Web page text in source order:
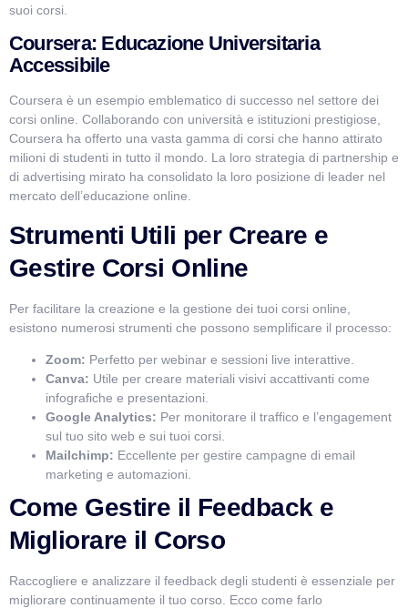
suoi corsi.
Coursera: Educazione Universitaria
Accessibile
Coursera è un esempio emblematico di successo nel settore dei
corsi online. Collaborando con università e istituzioni prestigiose,
Coursera ha offerto una vasta gamma di corsi che hanno attirato
milioni di studenti in tutto il mondo. La loro strategia di partnership e
di advertising mirato ha consolidato la loro posizione di leader nel
mercato dell’educazione online.
Strumenti Utili per Creare e
Gestire Corsi Online
Per facilitare la creazione e la gestione dei tuoi corsi online,
esistono numerosi strumenti che possono semplificare il processo:
Zoom: Perfetto per webinar e sessioni live interattive.
Canva: Utile per creare materiali visivi accattivanti come
infografiche e presentazioni.
Google Analytics: Per monitorare il traffico e l’engagement
sul tuo sito web e sui tuoi corsi.
Mailchimp: Eccellente per gestire campagne di email
marketing e automazioni.
Come Gestire il Feedback e
Migliorare il Corso
Raccogliere e analizzare il feedback degli studenti è essenziale per
migliorare continuamente il tuo corso. Ecco come farlo